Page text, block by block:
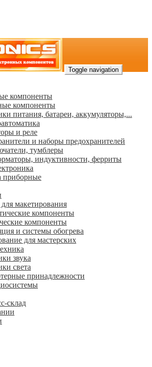
Toggle navigation
компоненты
компоненты
питания, батареи, аккумуляторы,...
и реле
и наборы предохранителей
тумблеры
индуктивности, ферриты
приборные
макетирования
компоненты
компоненты
и системы обогрева
для мастерских
звука
света
принадлежности
склад